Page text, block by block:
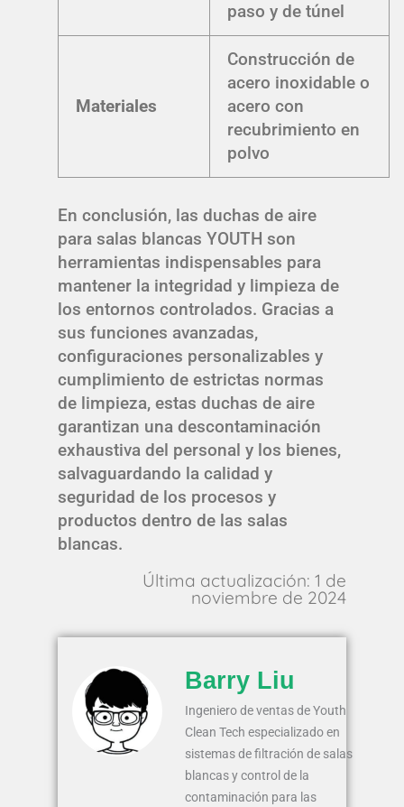
paso y de túnel
Materiales
Construcción de
acero inoxidable o
acero con
recubrimiento en
polvo
En conclusión, las duchas de aire
para salas blancas YOUTH son
herramientas indispensables para
mantener la integridad y limpieza de
los entornos controlados. Gracias a
sus funciones avanzadas,
configuraciones personalizables y
cumplimiento de estrictas normas
de limpieza, estas duchas de aire
garantizan una descontaminación
exhaustiva del personal y los bienes,
salvaguardando la calidad y
seguridad de los procesos y
productos dentro de las salas
blancas.
Última actualización: 1 de
noviembre de 2024
Barry Liu
Ingeniero de ventas de Youth
Clean Tech especializado en
sistemas de filtración de salas
blancas y control de la
contaminación para las